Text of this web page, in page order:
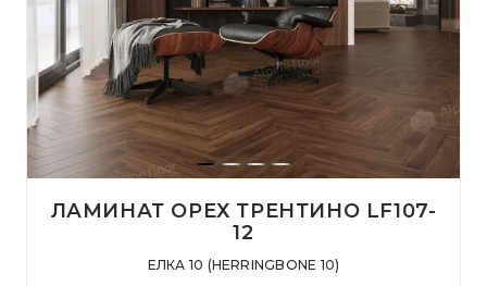
ЛАМИНАТ ОРЕХ ТРЕНТИНО LF107-
12
ЕЛКА 10 (HERRINGBONE 10)